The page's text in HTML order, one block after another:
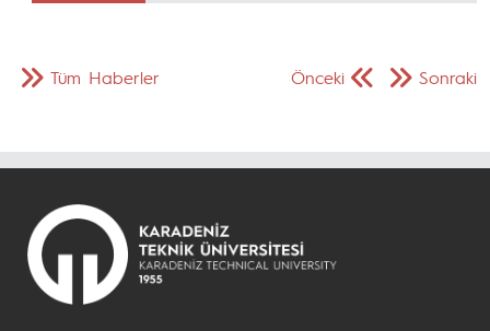
Önceki Sonraki
Tüm Haberler